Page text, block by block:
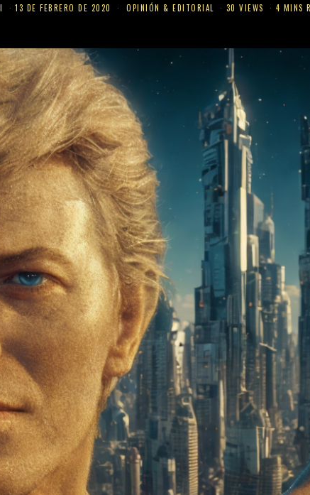
13 DE FEBRERO DE 2020 OPINIÓN & EDITORIAL 30 VIEWS 4 MINS